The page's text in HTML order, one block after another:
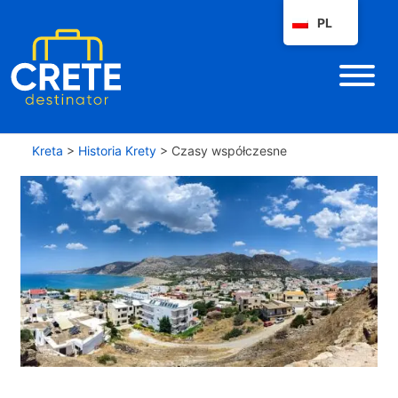
Kreta > Historia Krety > Czasy współczesne
PL